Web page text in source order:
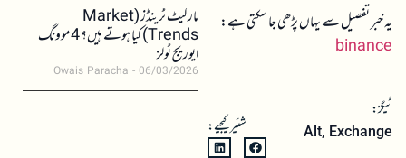
یہ خبر تفصیل سے یہاں پڑھی جا سکتی ہے:
binance
ٹیگز:
Alt, Exchange شئیر کیجیے:
مارکیٹ ٹرینڈز (Market
Trends) کیا ہوتے ہیں؟ 4 موونگ
ایوریج ٹولز
Owais Paracha 06/03/2026